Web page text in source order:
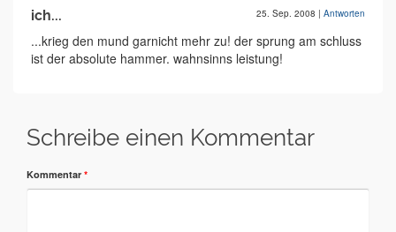
ich... 25. Sep. 2008 | Antworten
...krieg den mund garnicht mehr zu! der sprung am schluss
ist der absolute hammer. wahnsinns leistung!
Schreibe einen Kommentar
Kommentar *